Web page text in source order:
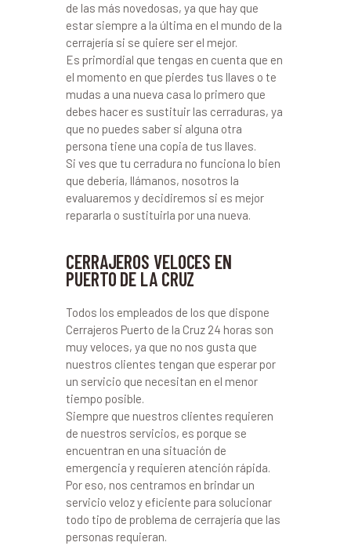
de las más novedosas, ya que hay que
estar siempre a la última en el mundo de la
cerrajería si se quiere ser el mejor.
Es primordial que tengas en cuenta que en
el momento en que pierdes tus llaves o te
mudas a una nueva casa lo primero que
debes hacer es sustituir las cerraduras, ya
que no puedes saber si alguna otra
persona tiene una copia de tus llaves.
Si ves que tu cerradura no funciona lo bien
que debería, llámanos, nosotros la
evaluaremos y decidiremos si es mejor
repararla o sustituirla por una nueva.
CERRAJEROS VELOCES EN
PUERTO DE LA CRUZ
Todos los empleados de los que dispone
Cerrajeros Puerto de la Cruz 24 horas son
muy veloces, ya que no nos gusta que
nuestros clientes tengan que esperar por
un servicio que necesitan en el menor
tiempo posible.
Siempre que nuestros clientes requieren
de nuestros servicios, es porque se
encuentran en una situación de
emergencia y requieren atención rápida.
Por eso, nos centramos en brindar un
servicio veloz y eficiente para solucionar
todo tipo de problema de cerrajería que las
personas requieran.